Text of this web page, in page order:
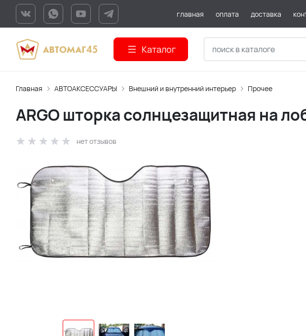
главная оплата доставка
Каталог
Главная АВТОАКСЕССУАРЫ Внешний и внутренний интерьер Прочее
ARGO шторка солнцезащитная на
нет отзывов